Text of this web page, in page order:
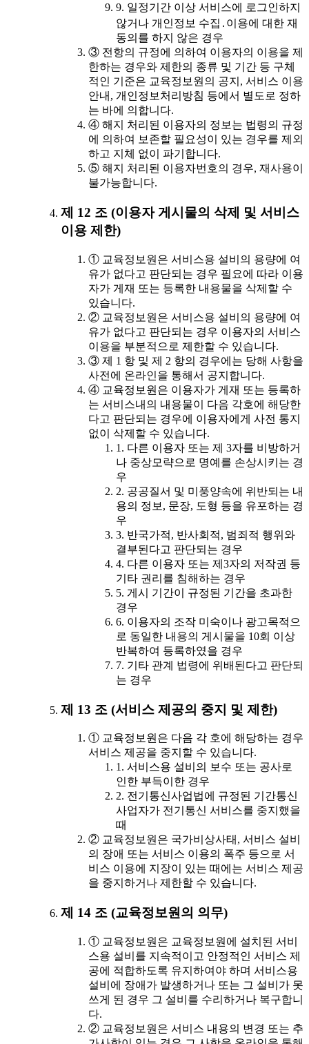
9. 일정기간 이상 서비스에 로그인하지
않거나 개인정보 수집․이용에 대한 재
동의를 하지 않은 경우
③ 전항의 규정에 의하여 이용자의 이용을 제
한하는 경우와 제한의 종류 및 기간 등 구체
적인 기준은 교육정보원의 공지, 서비스 이용
안내, 개인정보처리방침 등에서 별도로 정하
는 바에 의합니다.
④ 해지 처리된 이용자의 정보는 법령의 규정
에 의하여 보존할 필요성이 있는 경우를 제외
하고 지체 없이 파기합니다.
⑤ 해지 처리된 이용자번호의 경우, 재사용이
불가능합니다.
제 12 조 (이용자 게시물의 삭제 및 서비스
이용 제한)
① 교육정보원은 서비스용 설비의 용량에 여
유가 없다고 판단되는 경우 필요에 따라 이용
자가 게재 또는 등록한 내용물을 삭제할 수
있습니다.
② 교육정보원은 서비스용 설비의 용량에 여
유가 없다고 판단되는 경우 이용자의 서비스
이용을 부분적으로 제한할 수 있습니다.
③ 제 1 항 및 제 2 항의 경우에는 당해 사항을
사전에 온라인을 통해서 공지합니다.
④ 교육정보원은 이용자가 게재 또는 등록하
는 서비스내의 내용물이 다음 각호에 해당한
다고 판단되는 경우에 이용자에게 사전 통지
없이 삭제할 수 있습니다.
1. 다른 이용자 또는 제 3자를 비방하거
나 중상모략으로 명예를 손상시키는 경
우
2. 공공질서 및 미풍양속에 위반되는 내
용의 정보, 문장, 도형 등을 유포하는 경
우
3. 반국가적, 반사회적, 범죄적 행위와
결부된다고 판단되는 경우
4. 다른 이용자 또는 제3자의 저작권 등
기타 권리를 침해하는 경우
5. 게시 기간이 규정된 기간을 초과한
경우
6. 이용자의 조작 미숙이나 광고목적으
로 동일한 내용의 게시물을 10회 이상
반복하여 등록하였을 경우
7. 기타 관계 법령에 위배된다고 판단되
는 경우
제 13 조 (서비스 제공의 중지 및 제한)
① 교육정보원은 다음 각 호에 해당하는 경우
서비스 제공을 중지할 수 있습니다.
1. 서비스용 설비의 보수 또는 공사로
인한 부득이한 경우
2. 전기통신사업법에 규정된 기간통신
사업자가 전기통신 서비스를 중지했을
때
② 교육정보원은 국가비상사태, 서비스 설비
의 장애 또는 서비스 이용의 폭주 등으로 서
비스 이용에 지장이 있는 때에는 서비스 제공
을 중지하거나 제한할 수 있습니다.
제 14 조 (교육정보원의 의무)
① 교육정보원은 교육정보원에 설치된 서비
스용 설비를 지속적이고 안정적인 서비스 제
공에 적합하도록 유지하여야 하며 서비스용
설비에 장애가 발생하거나 또는 그 설비가 못
쓰게 된 경우 그 설비를 수리하거나 복구합니
다.
② 교육정보원은 서비스 내용의 변경 또는 추